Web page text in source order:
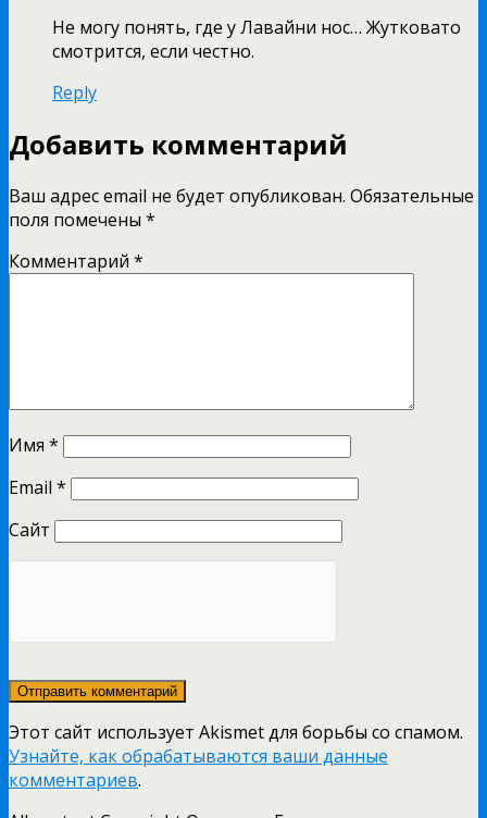
Не могу понять, где у Лавайни нос… Жутковато
смотрится, если честно.
Reply
Добавить комментарий
Ваш адрес email не будет опубликован. Обязательные
поля помечены *
Комментарий *
Имя *
Email *
Сайт
Этот сайт использует Akismet для борьбы со спамом.
Узнайте, как обрабатываются ваши данные
комментариев.